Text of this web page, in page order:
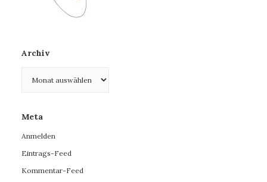
Archiv
Meta
Anmelden
Eintrags-Feed
Kommentar-Feed